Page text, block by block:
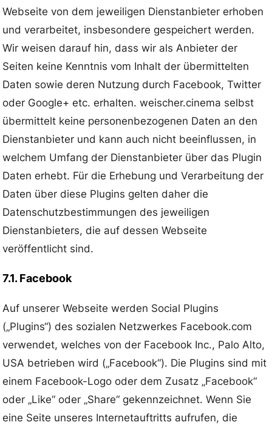
Webseite von dem jeweiligen Dienstanbieter erhoben
und verarbeitet, insbesondere gespeichert werden.
Wir weisen darauf hin, dass wir als Anbieter der
Seiten keine Kenntnis vom Inhalt der übermittelten
Daten sowie deren Nutzung durch Facebook, Twitter
oder Google+ etc. erhalten. weischer.cinema selbst
übermittelt keine personenbezogenen Daten an den
Dienstanbieter und kann auch nicht beeinflussen, in
welchem Umfang der Dienstanbieter über das Plugin
Daten erhebt. Für die Erhebung und Verarbeitung der
Daten über diese Plugins gelten daher die
Datenschutzbestimmungen des jeweiligen
Dienstanbieters, die auf dessen Webseite
veröffentlicht sind.
7.1. Facebook
Auf unserer Webseite werden Social Plugins
(„Plugins“) des sozialen Netzwerkes Facebook.com
verwendet, welches von der Facebook Inc., Palo Alto,
USA betrieben wird („Facebook“). Die Plugins sind mit
einem Facebook-Logo oder dem Zusatz „Facebook“
oder „Like“ oder „Share“ gekennzeichnet. Wenn Sie
eine Seite unseres Internetauftritts aufrufen, die